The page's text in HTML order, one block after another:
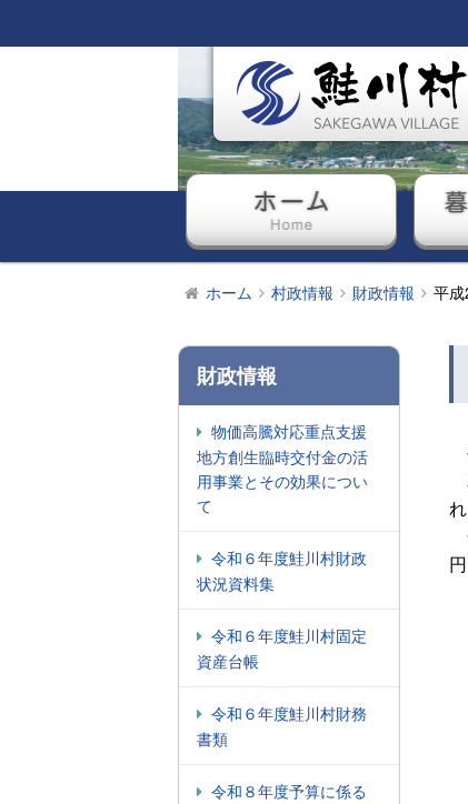
ホーム
ホーム 村政情報 財政情報 平
財政情報
物価高騰対応重点支援
地方創生臨時交付金の活
用事業とその効果につい
て
令和６年度鮭川村財政
状況資料集
令和６年度鮭川村固定
資産台帳
令和６年度鮭川村財務
書類
令和８年度予算に係る